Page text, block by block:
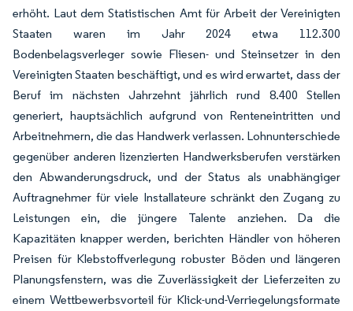
erhöht. Laut dem Statistischen Amt für Arbeit der Vereinigten
Staaten waren im Jahr 2024 etwa 112.300
Bodenbelagsverleger sowie Fliesen- und Steinsetzer in den
Vereinigten Staaten beschäftigt, und es wird erwartet, dass der
Beruf im nächsten Jahrzehnt jährlich rund 8.400 Stellen
generiert, hauptsächlich aufgrund von Renteneintritten und
Arbeitnehmern, die das Handwerk verlassen. Lohnunterschiede
gegenüber anderen lizenzierten Handwerksberufen verstärken
den Abwanderungsdruck, und der Status als unabhängiger
Auftragnehmer für viele Installateure schränkt den Zugang zu
Leistungen ein, die jüngere Talente anziehen. Da die
Kapazitäten knapper werden, berichten Händler von höheren
Preisen für Klebstoffverlegung robuster Böden und längeren
Planungsfenstern, was die Zuverlässigkeit der Lieferzeiten zu
einem Wettbewerbsvorteil für Klick-und-Verriegelungsformate